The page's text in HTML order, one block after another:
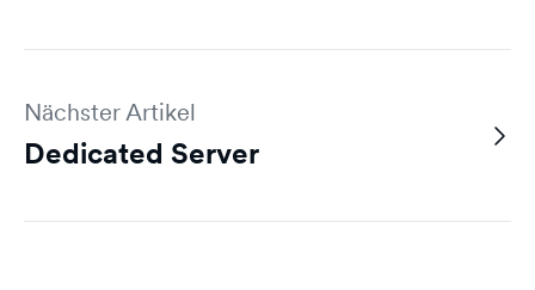
Nächster Artikel
Dedicated Server